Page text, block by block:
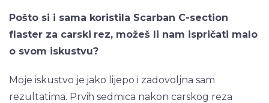
Pošto si i sama koristila Scarban C-section
flaster za carski rez, možeš li nam ispričati malo
o svom iskustvu?
Moje iskustvo je jako lijepo i zadovoljna sam
rezultatima. Prvih sedmica nakon carskog reza